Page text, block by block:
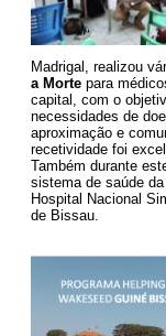
Madrigal, realizou
a Morte para
capital, com o
necessidades de
aproximação e
recetividade foi
Também durante
sistema de saúde
Hospital Nacional
de Bissau.